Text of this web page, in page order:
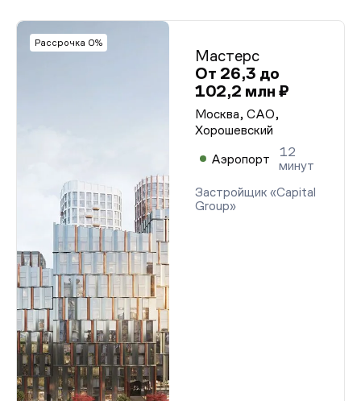
Рассрочка 0%
Мастерс
От 26,3 до
102,2 млн ₽
Москва, САО,
Хорошевский
Аэропорт
12
минут
Застройщик «Capital
Group»